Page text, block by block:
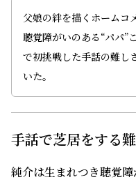
父娘の絆を描くホームコ
聴覚障がいのある“パパ”
で初挑戦した手話の難し
いた。
手話で芝居をする
純介は生まれつき聴覚